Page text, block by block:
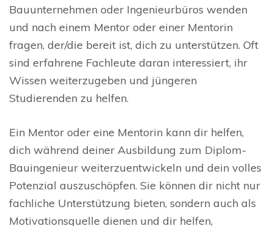
Bauunternehmen oder Ingenieurbüros wenden
und nach einem Mentor oder einer Mentorin
fragen, der/die bereit ist, dich zu unterstützen. Oft
sind erfahrene Fachleute daran interessiert, ihr
Wissen weiterzugeben und jüngeren
Studierenden zu helfen.
Ein Mentor oder eine Mentorin kann dir helfen,
dich während deiner Ausbildung zum Diplom-
Bauingenieur weiterzuentwickeln und dein volles
Potenzial auszuschöpfen. Sie können dir nicht nur
fachliche Unterstützung bieten, sondern auch als
Motivationsquelle dienen und dir helfen,